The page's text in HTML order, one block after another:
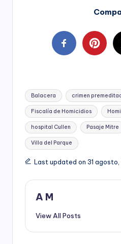
Tags:
Balacera crimen
Fiscalía de Homicidios
hospital Cullen Pasaje Mitre
Villa del Parque
Last updated on 31
A M
View All Posts